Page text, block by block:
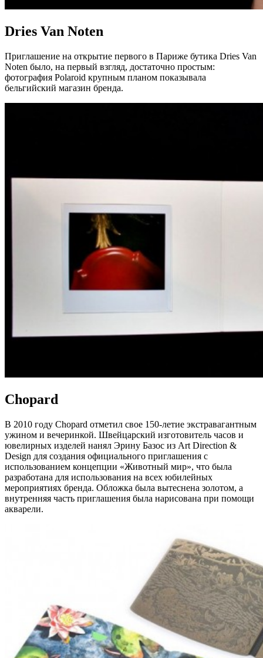
Dries Van Noten
Приглашение на открытие первого в Париже бутика Dries Van
Noten было, на первый взгляд, достаточно простым:
фотография Polaroid крупным планом показывала
бельгийский магазин бренда.
Chopard
В 2010 году Chopard отметил свое 150-летие экстравагантным
ужином и вечеринкой. Швейцарский изготовитель часов и
ювелирных изделей нанял Эрину Базос из Art Direction &
Design для создания официального приглашения с
использованием концепции «Животный мир», что была
разработана для использования на всех юбилейных
мероприятиях бренда. Обложка была вытеснена золотом, а
внутренняя часть приглашения была нарисована при помощи
акварели.